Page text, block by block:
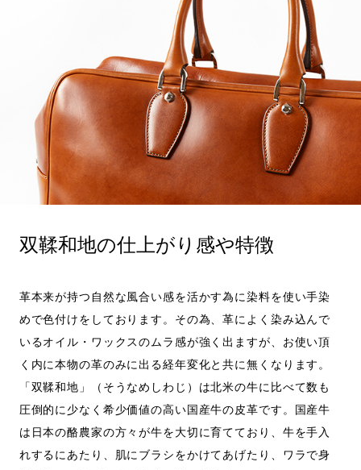
双鞣和地の仕上がり感や特徴
革本来が持つ自然な風合い感を活かす為に染料を使い手染
めで色付けをしております。その為、革によく染み込んで
いるオイル・ワックスのムラ感が強く出ますが、お使い頂
く内に本物の革のみに出る経年変化と共に無くなります。
「双鞣和地」（そうなめしわじ）は北米の牛に比べて数も
圧倒的に少なく希少価値の高い国産牛の皮革です。国産牛
は日本の酪農家の方々が牛を大切に育てており、牛を手入
れするにあたり、肌にブラシをかけてあげたり、ワラで身